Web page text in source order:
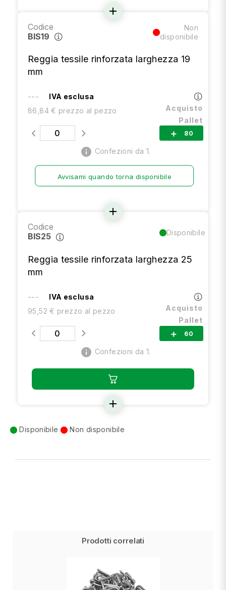
add
Codice
BIS19
Non
disponibile
Reggia tessile rinforzata larghezza 19
mm
---
IVA esclusa
86,84 € prezzo al pezzo
add 80
Acquisto
Pallet
info Confezioni da 1.
Avvisami quando torna disponibile
add
Codice
BIS25
Disponibile
Reggia tessile rinforzata larghezza 25
mm
---
IVA esclusa
95,52 € prezzo al pezzo
add 60
Acquisto
Pallet
info Confezioni da 1.
add
Disponibile Non disponibile
Prodotti correlati